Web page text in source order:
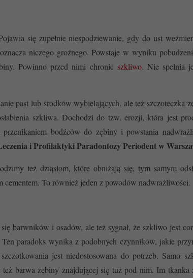
się zupełnie niespodziewanie, gdy do ust
niczego groźnego. Powstaje w wyniku
Powinno przed nimi chronić szkliwo. Nie spełnia
past lub środków wybielających, ale też szczoteczka
szkliwa. Dochodzi do tzw. erozji, która jest
przenikaniem bodźców do zębiny i powstania
i Profilaktyki Paradontozy Periodent w
też dziąsłom, które obniżają się, tym samym
To również jeden z powodów nadwrażliwości.
barwników i osadów, ale też sygnał, że szkliwo jest
paradoks wynika z podobnych czynników, jakie
jest niedostosowana do potrzeb. Samo
też barwa zębiny znajdującej się tuż pod nim. Im tkanka